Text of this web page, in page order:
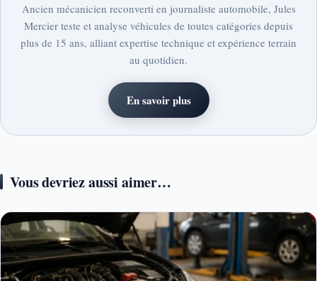
Ancien mécanicien reconverti en journaliste automobile, Jules
Mercier teste et analyse véhicules de toutes catégories depuis
plus de 15 ans, alliant expertise technique et expérience terrain
au quotidien.
En savoir plus
Vous devriez aussi aimer…